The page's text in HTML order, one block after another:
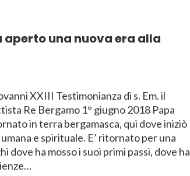
aperto una nuova era alla
XXIII Testimonianza di s. Em. il
Re Bergamo 1° giugno 2018 Papa
in terra bergamasca, qui dove iniziò
e spirituale. E’ ritornato per una
dove ha mosso i suoi primi passi, dove ha